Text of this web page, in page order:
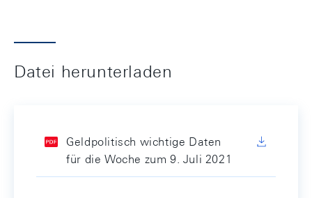
Datei herunterladen
Geldpolitisch wichtige Daten
für die Woche zum 9. Juli 2021